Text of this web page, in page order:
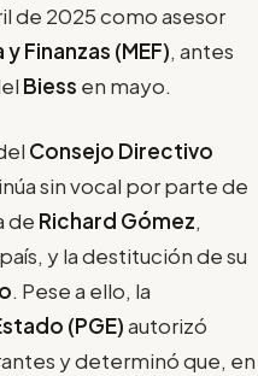
de 2025 como asesor
Finanzas (MEF), antes
Biess en mayo.
Consejo Directivo
sin vocal por parte de
de Richard Gómez,
y la destitución de su
. Pese a ello, la
(PGE)autorizó
y determinó que, en